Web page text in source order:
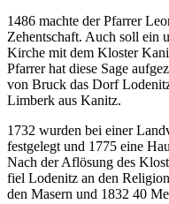
1486 machte der Pfarrer
Zehentschaft. Auch soll ein
Kirche mit dem Kloster
Pfarrer hat diese Sage
von Bruck das Dorf
Limberk aus Kanitz.
1732 wurden bei einer
festgelegt und 1775 eine
Nach der Aflösung des
fiel Lodenitz an den
den Masern und 1832 40